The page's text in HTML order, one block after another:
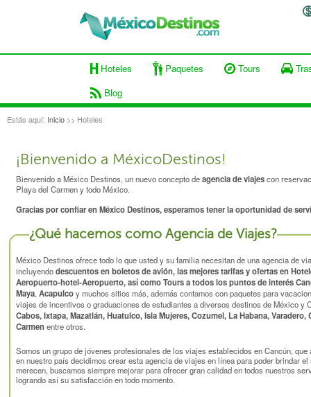
Hoteles Paquetes Tours
Blog
Estás aquí: Inicio >> Hoteles
¡Bienvenido a MéxicoDestinos!
Bienvenido aMéxico Destinos, un nuevo concepto deagencia de viajescon
Playa del Carmen y todo México.
Gracias por confiar en México Destinos, esperamos tener la oportunidad de
¿Qué hacemos como Agencia de Viajes?
México Destinos ofrece todo lo que usted y su familia necesitan de una agencia de
incluyendodescuentos en boletos de avión, las mejores tarifas y ofertas en
Aeropuerto-hotel-Aeropuerto, así como Tours a todos los puntos de interés
Maya, Acapulcoy muchos sitios más, además contamos con paquetes para
viajes de incentivos o graduaciones de estudiantes a diversos destinos de México y
Cabos, Ixtapa, Mazatlán, Huatulco, Isla Mujeres, Cozumel, La Habana, Varadero,
Carmenentre otros.
Somos un grupo de jóvenes profesionales de los viajes establecidos en Cancún,
en nuestro país decidimos crear esta agencia de viajes en línea para poder brindar
merecen, buscamos siempre mejorar para ofrecer gran calidad en todos nuestros
logrando así su satisfacción en todo momento.